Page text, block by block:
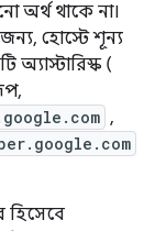
অর্থ থাকে না।
হোস্টে শূন্য
অ্যাস্টারিস্ক (
,
হিসেবে